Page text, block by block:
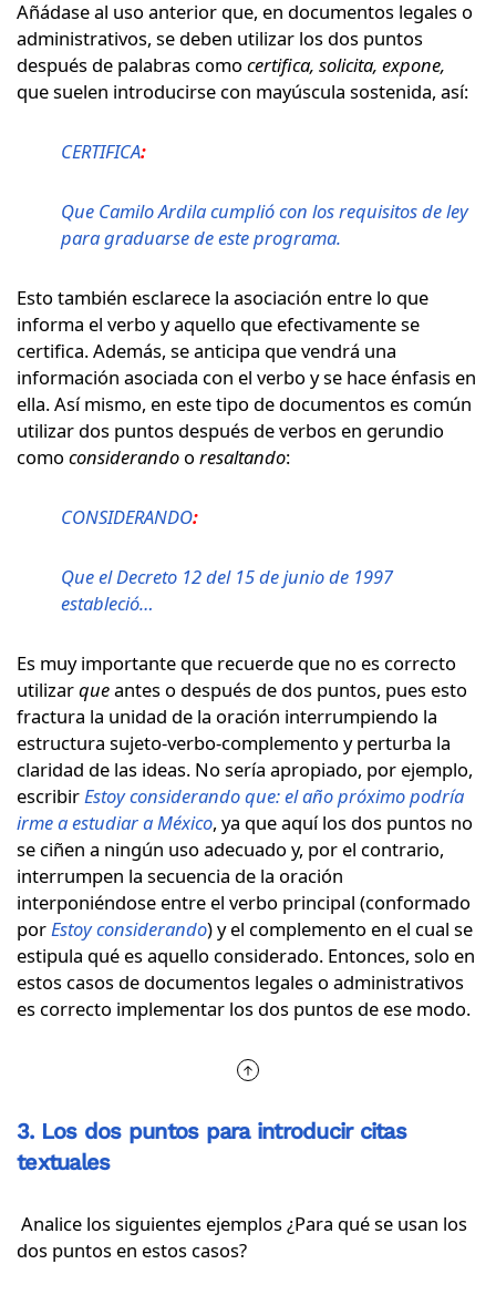
Añádase al uso anterior que, en documentos legales o
administrativos, se deben utilizar los dos puntos
después de palabras como certifica, solicita, expone,
que suelen introducirse con mayúscula sostenida, así:
CERTIFICA:
Que Camilo Ardila cumplió con los requisitos de ley
para graduarse de este programa.
Esto también esclarece la asociación entre lo que
informa el verbo y aquello que efectivamente se
certifica. Además, se anticipa que vendrá una
información asociada con el verbo y se hace énfasis en
ella. Así mismo, en este tipo de documentos es común
utilizar dos puntos después de verbos en gerundio
como considerando o resaltando:
CONSIDERANDO:
Que el Decreto 12 del 15 de junio de 1997
estableció…
Es muy importante que recuerde que no es correcto
utilizarqueantes o después de dos puntos, pues esto
fractura la unidad de la oración interrumpiendo la
estructura sujeto-verbo-complemento y perturba la
claridad de las ideas. No sería apropiado, por ejemplo,
escribirEstoy considerando que: el año próximo podría
irme a estudiar a México, ya que aquí los dos puntos no
se ciñen a ningún uso adecuado y, por el contrario,
interrumpen la secuencia de la oración
interponiéndose entre el verbo principal (conformado
porEstoy considerando) y el complemento en el cual se
estipula qué es aquello considerado. Entonces, solo en
estos casos de documentos legales o administrativos
es correcto implementar los dos puntos de ese modo.
3. Los dos puntos para introducir citas
textuales
Analice los siguientes ejemplos ¿Para qué se usan los
dos puntos en estos casos?